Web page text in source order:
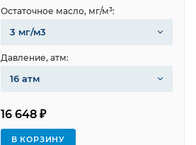
16 648 ₽
В КОРЗИНУ
Остаточное масло, мг/м³:
3 мг/м3
Давление, атм:
16 атм